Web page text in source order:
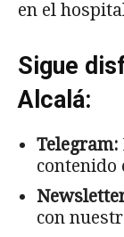
en el
Sigue
Alcalá:
Telegram:
contenido
con